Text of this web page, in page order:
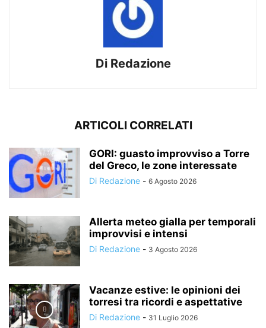
Di Redazione
ARTICOLI CORRELATI
GORI: guasto improvviso a Torre
del Greco, le zone interessate
Di Redazione - 6 Agosto 2026
Allerta meteo gialla per temporali
improvvisi e intensi
Di Redazione - 3 Agosto 2026
Vacanze estive: le opinioni dei
torresi tra ricordi e aspettative
Di Redazione - 31 Luglio 2026